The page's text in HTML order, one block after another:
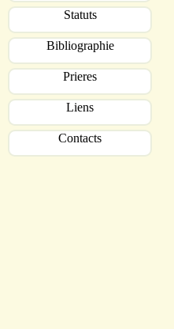
Statuts
Bibliographie
Prieres
Liens
Contacts